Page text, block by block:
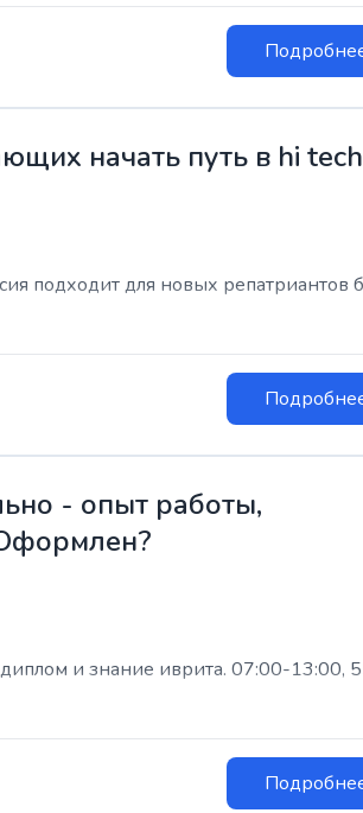
начать путь в hi tech
подходит для новых репатриантов
- опыт работы,
и знание иврита. 07:00-13:00,